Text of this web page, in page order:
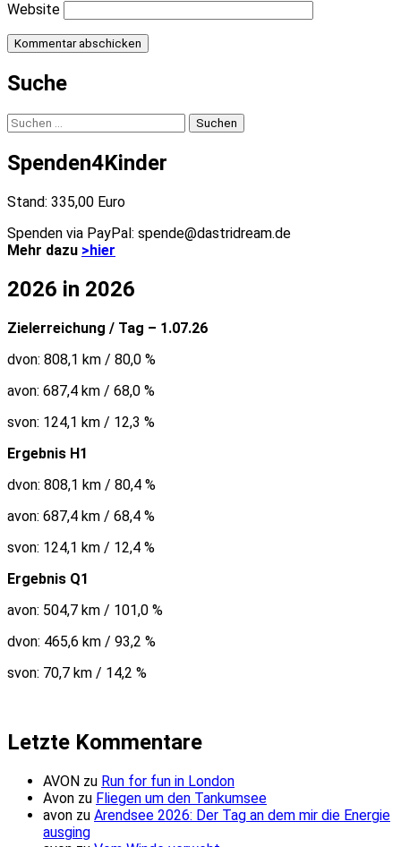
Website
Suche
Suchen
nach:
Spenden4Kinder
Stand: 335,00 Euro
Spenden via PayPal: spende@dastridream.de
Mehr dazu >hier
2026 in 2026
Zielerreichung / Tag – 1.07.26
dvon: 808,1 km / 80,0 %
avon: 687,4 km / 68,0 %
svon: 124,1 km / 12,3 %
Ergebnis H1
dvon: 808,1 km / 80,4 %
avon: 687,4 km / 68,4 %
svon: 124,1 km / 12,4 %
Ergebnis Q1
avon: 504,7 km / 101,0 %
dvon: 465,6 km / 93,2 %
svon: 70,7 km / 14,2 %
Letzte Kommentare
AVON zu Run for fun in London
Avon zu Fliegen um den Tankumsee
avon zu Arendsee 2026: Der Tag an dem mir die Energie
ausging